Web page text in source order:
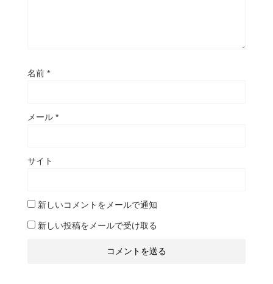
名前 *
メール *
サイト
新しいコメントをメールで通知
新しい投稿をメールで受け取る